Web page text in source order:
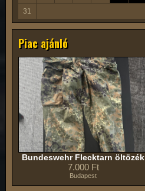
31
Piac ajánló
Bundeswehr Flecktarn öltözék
7.000 Ft
Budapest